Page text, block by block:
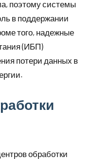
поэтому системы
в поддержании
того, надежные
(ИБП)
потери данных в
обработки